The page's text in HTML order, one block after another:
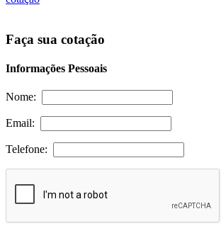
Faça sua cotação
Informações Pessoais
Nome:
Email:
Telefone: